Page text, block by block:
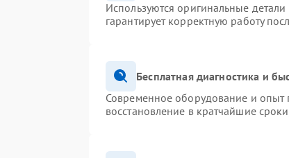
Используются оригинальные
гарантирует корректную работу
Бесплатная диагностика и
Современное оборудование и опыт
восстановление в кратчайшие